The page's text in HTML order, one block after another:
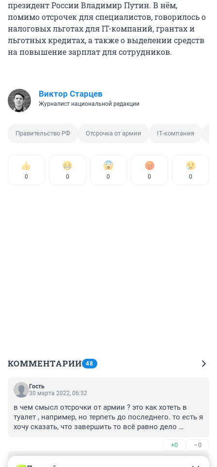
президент России Владимир Путин. В нём,
помимо отсрочек для специалистов, говорилось о
налоговых льготах для IT-компаний, грантах и
льготных кредитах, а также о выделении средств
на повышение зарплат для сотрудников.
Виктор Старцев
Журналист национальной редакции
Правительство РФ Отсрочка от армии IT-компания
0 0 0 0 0
КОММЕНТАРИИ 48
Гость
30 марта 2022, 06:32
в чем смысл отсрочки от армии ? это как хотеть в
туалет , например, но терпеть до последнего. то есть я
хочу сказать, что завершить то всё равно дело
+0 –0